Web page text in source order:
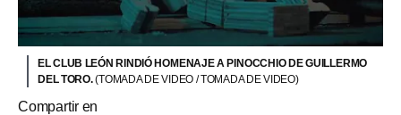
EL CLUB LEÓN RINDIÓ HOMENAJE A PINOCCHIO DE GUILLERMO
DEL TORO.(TOMADA DE VIDEO / TOMADA DE VIDEO)
Compartir en